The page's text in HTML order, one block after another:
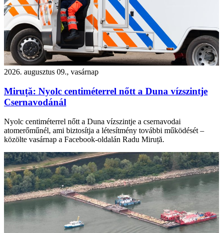
2026. augusztus 09., vasárnap
Miruță: Nyolc centiméterrel nőtt a Duna vízszintje
Csernavodánál
Nyolc centiméterrel nőtt a Duna vízszintje a csernavodai
atomerőműnél, ami biztosítja a létesítmény további működését –
közölte vasárnap a Facebook-oldalán Radu Miruță.